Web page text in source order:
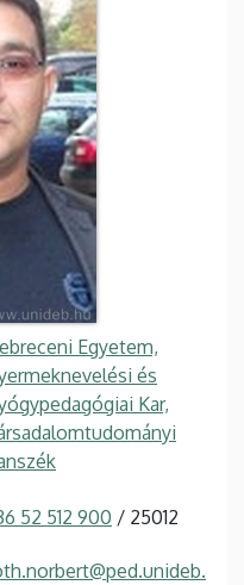
Egyetem,
és
Kar,
52 512 900 / 25012